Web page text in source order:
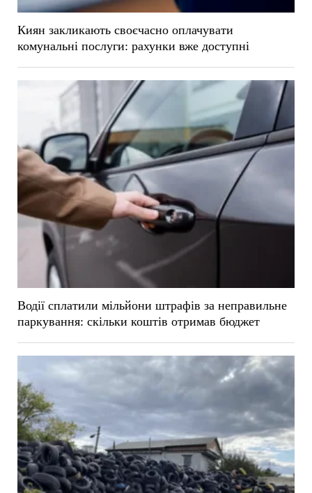
Киян закликають своєчасно оплачувати
комунальні послуги: рахунки вже доступні
Водії сплатили мільйони штрафів за неправильне
паркування: скільки коштів отримав бюджет